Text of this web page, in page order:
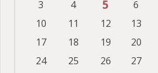
3
4 5 6
10 11 12 13
17
18 19 20
24
25 26 27